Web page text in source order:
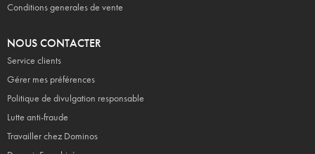
Conditions generales de vente
NOUS CONTACTER
Service clients
Gérer mes préférences
Politique de divulgation responsable
Lutte anti-fraude
Travailler chez Dominos